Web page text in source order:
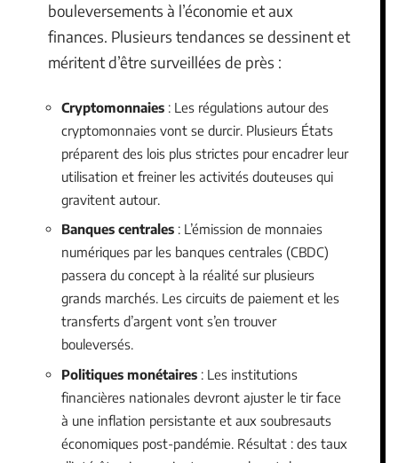
bouleversements à l’économie et aux
finances. Plusieurs tendances se dessinent et
méritent d’être surveillées de près :
Cryptomonnaies : Les régulations autour des
cryptomonnaies vont se durcir. Plusieurs États
préparent des lois plus strictes pour encadrer leur
utilisation et freiner les activités douteuses qui
gravitent autour.
Banques centrales : L’émission de monnaies
numériques par les banques centrales (CBDC)
passera du concept à la réalité sur plusieurs
grands marchés. Les circuits de paiement et les
transferts d’argent vont s’en trouver
bouleversés.
Politiques monétaires : Les institutions
financières nationales devront ajuster le tir face
à une inflation persistante et aux soubresauts
économiques post-pandémie. Résultat : des taux